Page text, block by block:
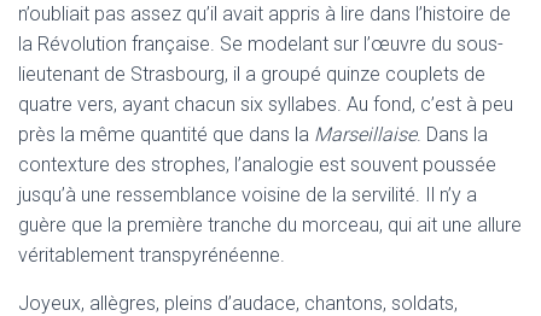
n’oubliait pas assez qu’il avait appris à lire dans l’histoire de
la Révolution française. Se modelant sur l’œuvre du sous-
lieutenant de Strasbourg, il a groupé quinze couplets de
quatre vers, ayant chacun six syllabes. Au fond, c’est à peu
près la même quantité que dans la Marseillaise. Dans la
contexture des strophes, l’analogie est souvent poussée
jusqu’à une ressemblance voisine de la servilité. Il n’y a
guère que la première tranche du morceau, qui ait une allure
véritablement transpyrénéenne.
Joyeux, allègres, pleins d’audace, chantons, soldats,